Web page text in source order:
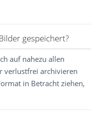
gespeichert?
auf nahezu allen
verlustfrei archivieren
in Betracht ziehen,